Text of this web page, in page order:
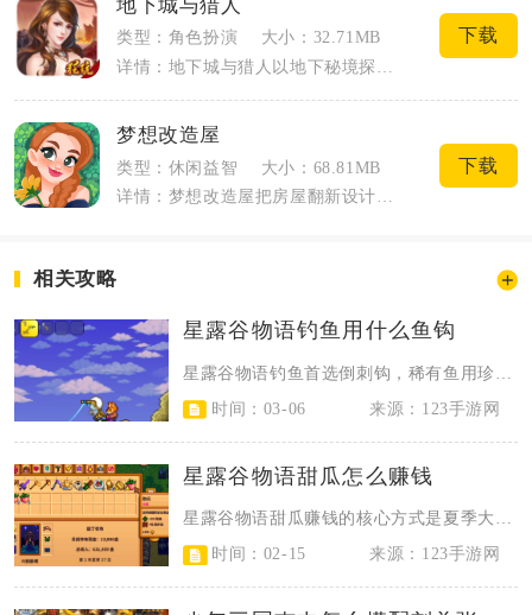
地下城与猎人
类型：角色扮演
大小：32.71MB
下载
梦想改造屋
类型：休闲益智
大小：68.81MB
下载
相关攻略
星露谷物语钓鱼用什么鱼钩
时间：03-06
来源：123手游网
星露谷物语甜瓜怎么赚钱
星露谷物语甜瓜赚钱的核心方式是夏季大规模种植，搭配优质肥料提升品质，再通过酿...
时间：02-15
来源：123手游网